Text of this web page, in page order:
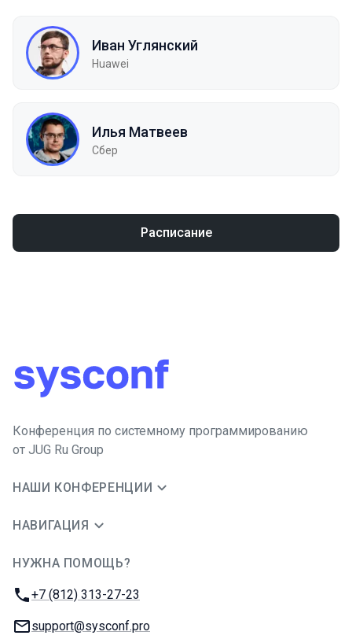
Иван Углянский
Huawei
Илья Матвеев
Сбер
Расписание
Конференция по системному программированию
от JUG Ru Group
НАШИ КОНФЕРЕНЦИИ
НАВИГАЦИЯ
НУЖНА ПОМОЩЬ?
Телефон:
+7 (812) 313-27-23
E-mail:
support@sysconf.pro